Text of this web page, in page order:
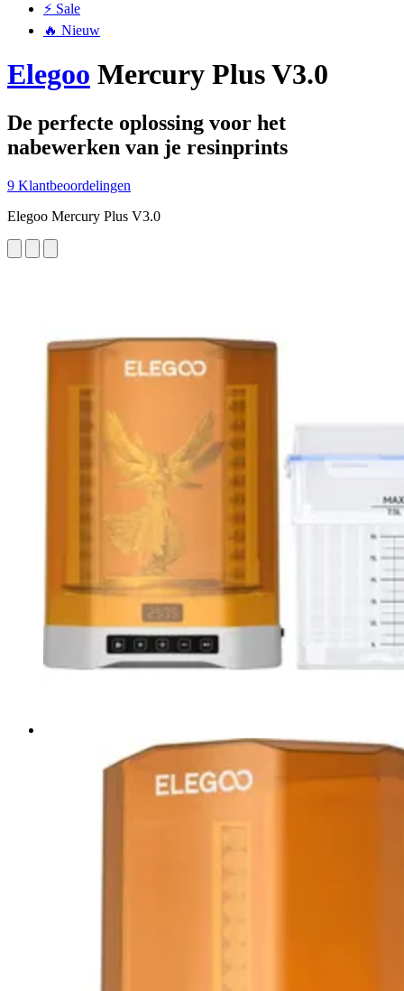
⚡ Sale
🔥 Nieuw
Elegoo Mercury Plus V3.0
De perfecte oplossing voor het
nabewerken van je resinprints
9 Klantbeoordelingen
Elegoo Mercury Plus V3.0